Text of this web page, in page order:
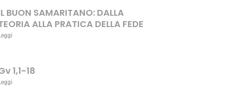
BUON SAMARITANO: DALLA
ALLA PRATICA DELLA FEDE
1,1-18